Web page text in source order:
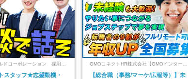
ドコーポレーション 採用事
スタッフ★志望動機・
GMOコネクトHR株式会社【GMOインターネ
ットグループ】
【総合職（事務/マーケ/広報等）】未